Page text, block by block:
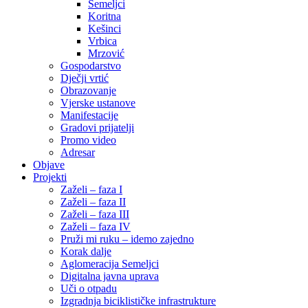
Semeljci
Koritna
Kešinci
Vrbica
Mrzović
Gospodarstvo
Dječji vrtić
Obrazovanje
Vjerske ustanove
Manifestacije
Gradovi prijatelji
Promo video
Adresar
Objave
Projekti
Zaželi – faza I
Zaželi – faza II
Zaželi – faza III
Zaželi – faza IV
Pruži mi ruku – idemo zajedno
Korak dalje
Aglomeracija Semeljci
Digitalna javna uprava
Uči o otpadu
Izgradnja biciklističke infrastrukture